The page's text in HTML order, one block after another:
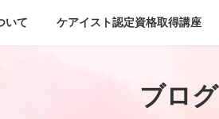
いて ケアイスト認定資格取得講座
ブログ